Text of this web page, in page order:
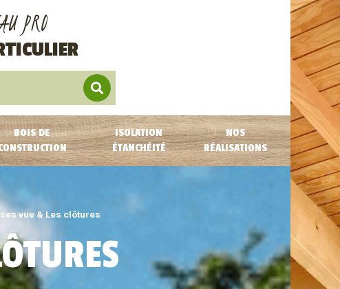
PRO
BOIS DE
ISOLATION
ÉTANCHÉITÉ
NOS
RÉALISATIONS
vue & Les clôtures